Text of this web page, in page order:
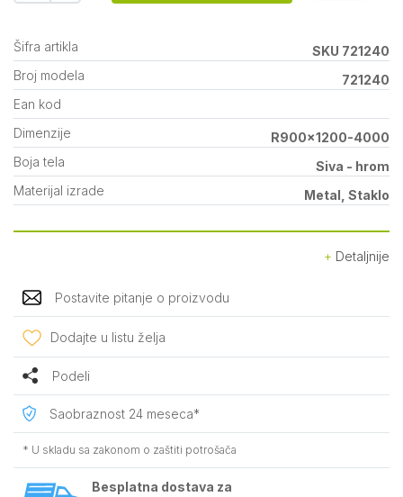
Šifra artikla
SKU 721240
Broj modela
721240
Ean kod
Dimenzije
R900x1200-4000
Boja tela
Siva - hrom
Materijal izrade
Metal, Staklo
Detaljnije
Postavite pitanje o proizvodu
Dodajte u listu želja
Podeli
Saobraznost 24 meseca*
* U skladu sa zakonom o zaštiti potrošača
Besplatna dostava za